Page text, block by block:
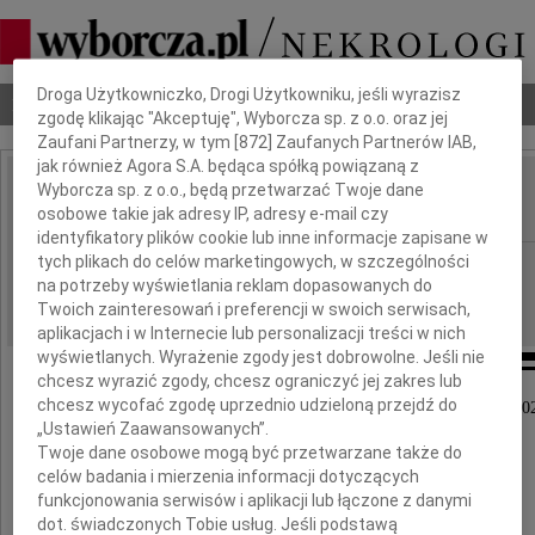
Nekrologi Odeszli Poradnik pogrzebowy
IMIĘ I NAZWISKO: Andrzej Dębski
REGION: Łódź
DATA EMISJI: 02.11.2020
Z bólem i żalem zawiadamiamy, że 25 października
zmarł w wieku 77 lat ukochany Tata
Dbamy o Twoją prywatność
Droga Użytkowniczko, Drogi Użytkowniku, jeśli wyrazisz
zgodę klikając "Akceptuję", Wyborcza sp. z o.o. oraz jej
Zaufani Partnerzy, w tym [872 ] Zaufanych Partnerów IAB,
jak również Agora S.A. będąca spółką powiązaną z
Wyborcza sp. z o.o., będą przetwarzać Twoje dane
osobowe takie jak adresy IP, adresy e-mail czy
identyfikatory plików cookie lub inne informacje zapisane w
tych plikach do celów marketingowych, w szczególności
na potrzeby wyświetlania reklam dopasowanych do
Twoich zainteresowań i preferencji w swoich serwisach,
aplikacjach i w Internecie lub personalizacji treści w nich
wyświetlanych. Wyrażenie zgody jest dobrowolne. Jeśli nie
chcesz wyrazić zgody, chcesz ograniczyć jej zakres lub
chcesz wycofać zgodę uprzednio udzieloną przejdź do
„Ustawień Zaawansowanych”.
Twoje dane osobowe mogą być przetwarzane także do
celów badania i mierzenia informacji dotyczących
funkcjonowania serwisów i aplikacji lub łączone z danymi
dot. świadczonych Tobie usług. Jeśli podstawą